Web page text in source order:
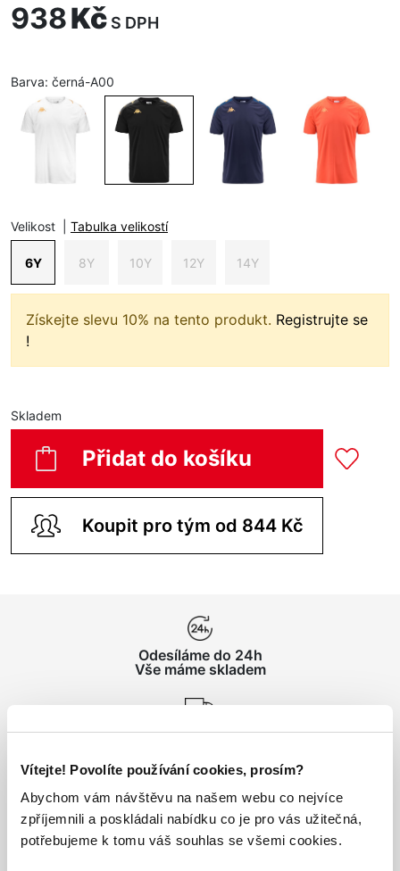
Vítejte! Povolíte používání cookies, prosím?
Abychom vám návštěvu na našem webu co nejvíce
zpříjemnili a poskládali nabídku co je pro vás užitečná,
potřebujeme k tomu váš souhlas se všemi cookies.
938Kč S DPH
Barva: černá-A00
Velikost Tabulka velikostí
6Y 8Y 10Y 12Y 14Y
Získejte slevu 10% na tento produkt. Registrujte se
!
Skladem
Přidat do košíku
Koupit pro tým od 844 Kč
Odesíláme do 24h
Vše máme skladem
Doprava nad 1000 Kč
Vrácení zboží
do 14 dnů ZDARMA